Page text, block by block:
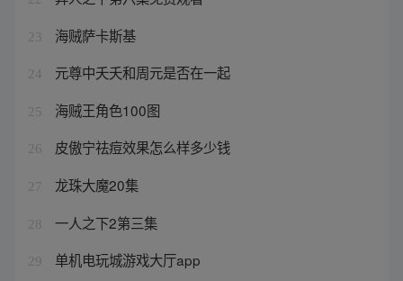
23 海贼萨卡斯基
24 元尊中夭夭和周元是否在一起
25 海贼王角色100图
26 皮傲宁祛痘效果怎么样多少钱
27 龙珠大魔20集
28 一人之下2第三集
29 单机电玩城游戏大厅app